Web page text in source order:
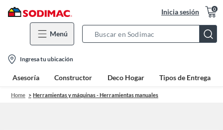
Inicia sesión 0
Menú
Bar
location-
icon
Ingresa tu ubicación
Asesoría Constructor Deco Hogar Tipos de Entrega
Home Herramientas y máquinas - Herramientas manuales